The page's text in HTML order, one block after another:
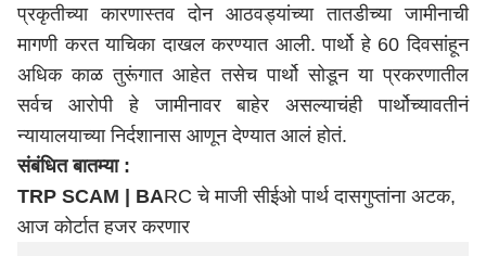
प्रकृतीच्या कारणास्तव दोन आठवड्यांच्या तातडीच्या जामीनाची
मागणी करत याचिका दाखल करण्यात आली. पार्थो हे 60 दिवसांहून
अधिक काळ तुरूंगात आहेत तसेच पार्थो सोडून या प्रकरणातील
सर्वच आरोपी हे जामीनावर बाहेर असल्याचंही पार्थोच्यावतीनं
न्यायालयाच्या निर्दशानास आणून देण्यात आलं होतं.
संबंधित बातम्या :
TRP SCAM | BARC चे माजी सीईओ पार्थ दासगुप्तांना अटक,
आज कोर्टात हजर करणार